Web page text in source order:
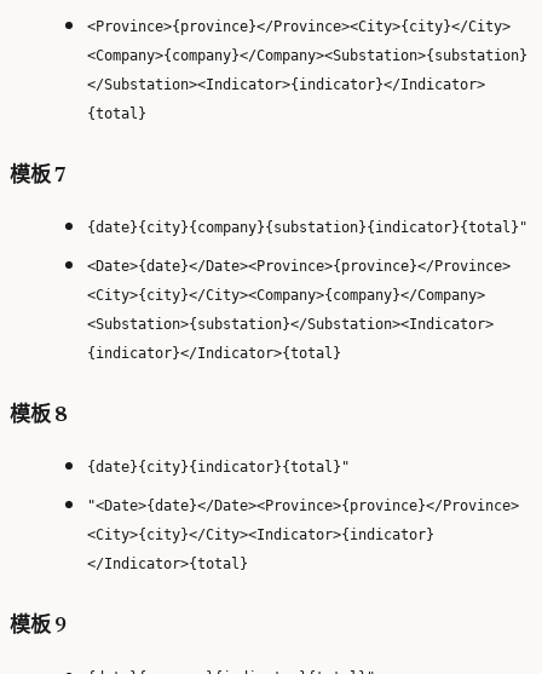
<Province>{province}</Province><City>{city}</City>
<Company>{company}</Company><Substation>{substation}
</Substation><Indicator>{indicator}</Indicator>
{total}
模板 7
{date}{city}{company}{substation}{indicator}{total}"
<Date>{date}</Date><Province>{province}</Province>
<City>{city}</City><Company>{company}</Company>
<Substation>{substation}</Substation><Indicator>
{indicator}</Indicator>{total}
模板 8
{date}{city}{indicator}{total}"
"<Date>{date}</Date><Province>{province}</Province>
<City>{city}</City><Indicator>{indicator}
</Indicator>{total}
模板 9